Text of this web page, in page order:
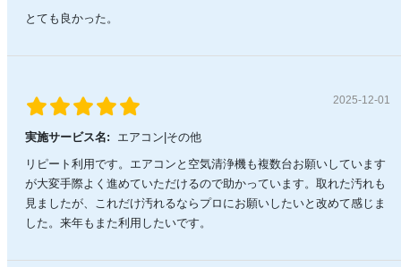
とても良かった。
2025-12-01
実施サービス名:
エアコン|その他
リピート利用です。エアコンと空気清浄機も複数台お願いしています
が大変手際よく進めていただけるので助かっています。取れた汚れも
見ましたが、これだけ汚れるならプロにお願いしたいと改めて感じま
した。来年もまた利用したいです。